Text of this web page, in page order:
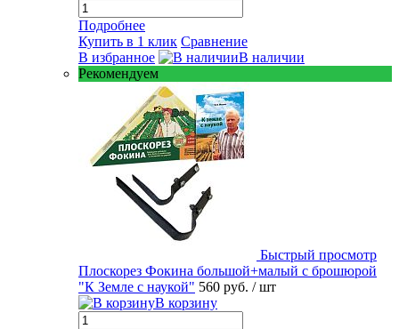
Подробнее
Купить в 1 клик Сравнение
В избранное
В наличии
Рекомендуем
Быстрый просмотр
Плоскорез Фокина большой+малый с брошюрой
"К Земле с наукой" 560 руб. / шт
В корзину